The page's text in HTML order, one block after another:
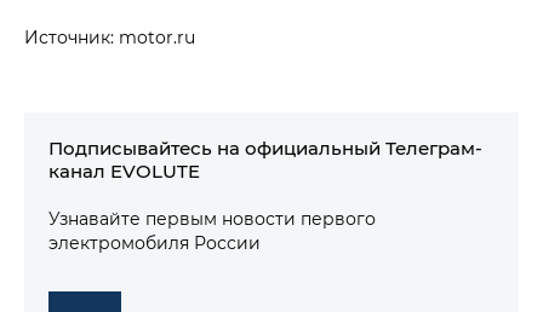
Источник: motor.ru
Подписывайтесь на официальный Телеграм-
канал EVOLUTE
Узнавайте первым новости первого
электромобиля России